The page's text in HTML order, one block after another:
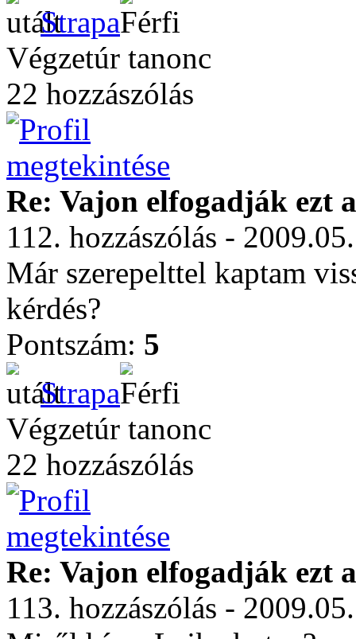
Strapa
Végzetúr tanonc
22 hozzászólás
Re: Vajon elfogadják ezt
112. hozzászólás -
Már szerepelttel kaptam
kérdés?
Pontszám: 5
Strapa
Végzetúr tanonc
22 hozzászólás
Re: Vajon elfogadják ezt
113. hozzászólás -